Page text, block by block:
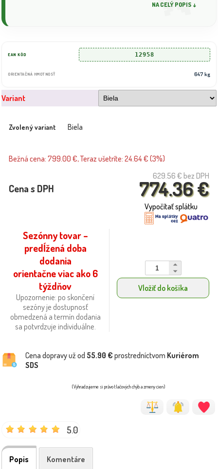
NA CELÝ POPIS ↓
EAN KÓD 12958
ORIENTAČNÁ HMOTNOSŤ 647 kg
Variant
Zvolený variant Biela
Bežná cena: 799.00 €, Teraz ušetríte: 24.64 € (3%)
629.56 € bez DPH
774.36 €
Cena s DPH
Vypočítať splátku
Sezónny tovar –
predĺžená doba
dodania
orientačne viac ako 6
týždňov
Upozornenie: po skončení
sezóny je dostupnosť
obmedzená a termín dodania
sa potvrdzuje individuálne.
Vložiť do košíka
Cena dopravy už od 55.90 € prostredníctvom Kuriérom
SDS
(Vyhradzujeme si právo tlačových chýb a zmeny cien)
5.0
Popis Komentáre